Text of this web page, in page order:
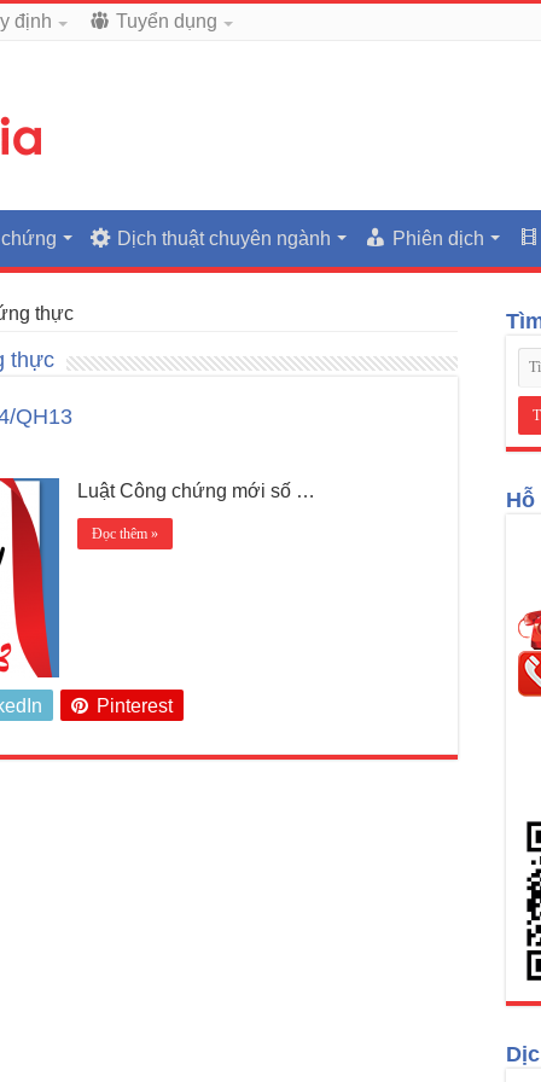
định Tuyển dụng
Dịch thuật chuyên ngành Phiên dịch
thực
thực
QH13
Luật Công chứng mới số …
Đọc thêm »
Pinterest